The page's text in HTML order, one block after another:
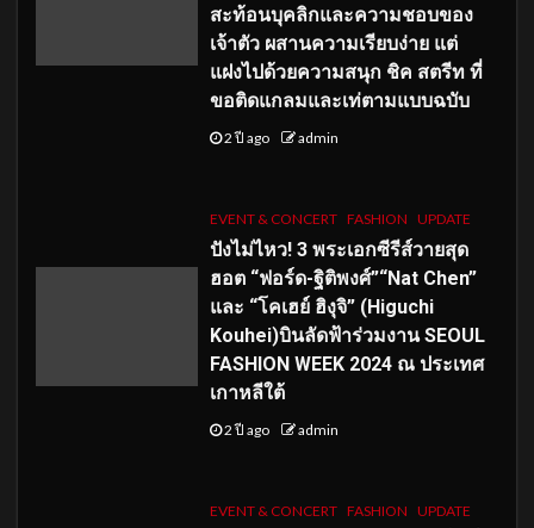
สะท้อนบุคลิกและความชอบของ
เจ้าตัว ผสานความเรียบง่าย แต่
แฝงไปด้วยความสนุก ชิค สตรีท ที่
ขอติดแกลมและเท่ตามแบบฉบับ
2 ปี ago admin
EVENT & CONCERT FASHION UPDATE
ปังไม่ไหว! 3 พระเอกซีรีส์วายสุด
ฮอต “ฟอร์ด-ฐิติพงศ์”“Nat Chen”
และ “โคเฮย์ ฮิงุจิ” (Higuchi
Kouhei)บินลัดฟ้าร่วมงาน SEOUL
FASHION WEEK 2024 ณ ประเทศ
เกาหลีใต้
2 ปี ago admin
EVENT & CONCERT FASHION UPDATE